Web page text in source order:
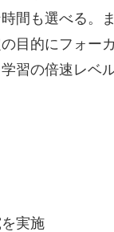
間も選べる。
目的にフォー
習の倍速レベ
実施